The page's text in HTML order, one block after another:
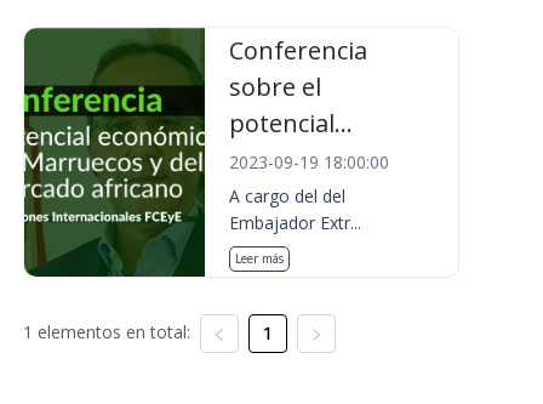
Conferencia
sobre el
potencial...
2023-09-19 18:00:00
A cargo del del
Embajador Extr...
Leer más
1 elementos en total: 1